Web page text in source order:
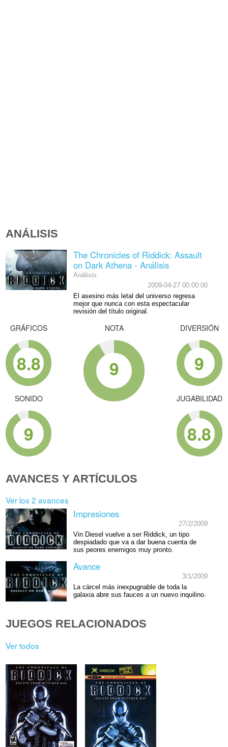
ANÁLISIS
The Chronicles of Riddick: Assault
on Dark Athena - Análisis
Análisis
2009-04-27 00:00:00
El asesino más letal del universo regresa
mejor que nunca con esta espectacular
revisión del título original.
GRÁFICOS
8.8
SONIDO
9
NOTA
9
DIVERSIÓN
9
JUGABILIDAD
8.8
AVANCES Y ARTÍCULOS
Ver los 2 avances
Impresiones
27/2/2009
Vin Diesel vuelve a ser Riddick, un tipo
despiadado que va a dar buena cuenta de
sus peores enemigos muy pronto.
Avance
3/1/2009
La cárcel más inexpugnable de toda la
galaxia abre sus fauces a un nuevo inquilino.
JUEGOS RELACIONADOS
Ver todos